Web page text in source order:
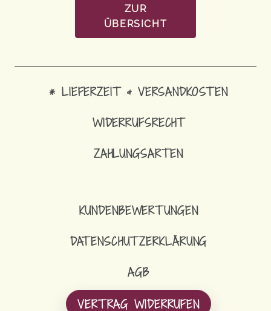
ZUR
ÜBERSICHT
* LIEFERZEIT & VERSANDKOSTEN
WIDERRUFSRECHT
ZAHLUNGSARTEN
KUNDENBEWERTUNGEN
DATENSCHUTZERKLÄRUNG
AGB
VERTRAG WIDERRUFEN